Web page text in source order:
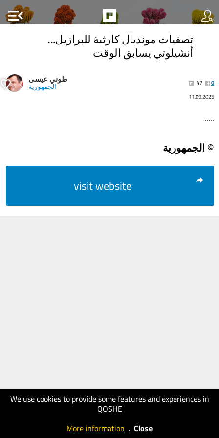
menu_open
We use cookies to provide some features and experiences in
QOSHE
More information . Close
تصفيات مونديال كارثية للبرازيل...
أنشيلوتي يسابق الوقت
طوني عيسى
الجمهورية 47
0
11.09.2025
.....
© الجمهورية
visit website